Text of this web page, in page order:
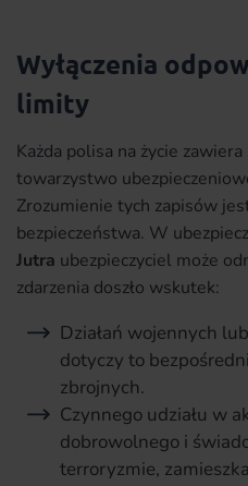
Wyłączenia
limity
Każda polisa na życie
towarzystwo
Zrozumienie tych zapisów
bezpieczeństwa. W
Jutra ubezpieczyciel może
zdarzenia doszło wskutek:
Działań wojennych
dotyczy to
zbrojnych.
Czynnego udziału w
dobrowolnego i
terroryzmie,